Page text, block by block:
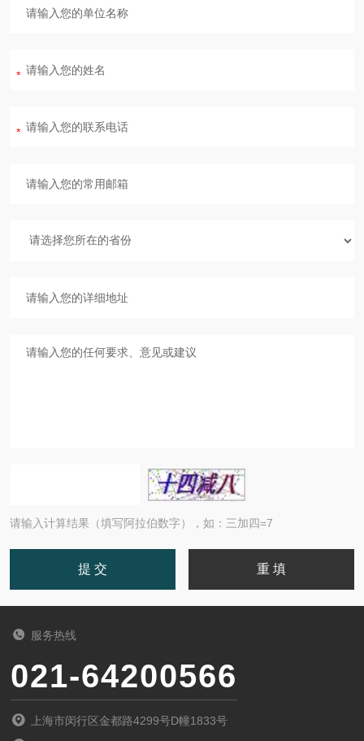
请输入计算结果（填写阿拉伯数字），如：三加四=7
服务热线
021-64200566
上海市闵行区金都路4299号D幢1833号